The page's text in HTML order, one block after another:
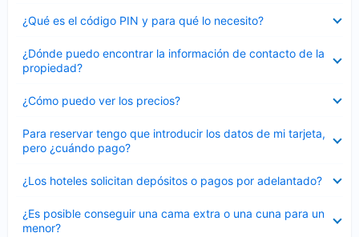
¿Qué es el código PIN y para qué lo necesito?
cerrado
¿Dónde puedo encontrar la información de contacto de la
propiedad?
cerrado
¿Cómo puedo ver los precios?
cerrado
Para reservar tengo que introducir los datos de mi tarjeta,
pero ¿cuándo pago?
cerrado
¿Los hoteles solicitan depósitos o pagos por adelantado?
cerrado
¿Es posible conseguir una cama extra o una cuna para un
menor?
cerrado